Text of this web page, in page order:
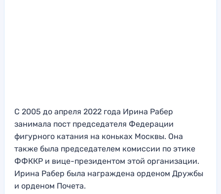
С 2005 до апреля 2022 года Ирина Рабер
занимала пост председателя Федерации
фигурного катания на коньках Москвы. Она
также была председателем комиссии по этике
ФФККР и вице-президентом этой организации.
Ирина Рабер была награждена орденом Дружбы
и орденом Почета.